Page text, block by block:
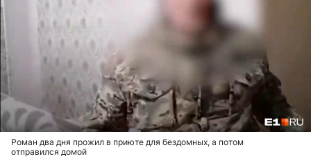
Роман два дня прожил в приюте для бездомных, а потом
отправился домой